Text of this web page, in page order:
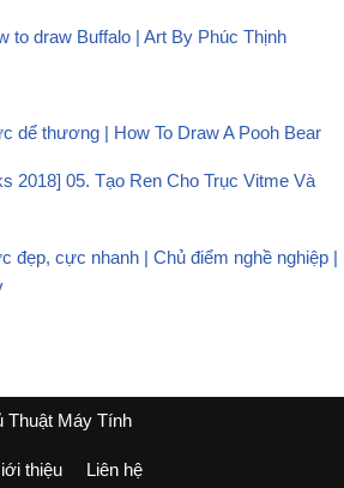
to draw Buffalo | Art By Phúc Thịnh
dể thương | How To Draw A Pooh Bear
2018] 05. Tạo Ren Cho Trục Vitme Và
đẹp, cực nhanh | Chủ điểm nghề nghiệp |
Thuật Máy Tính
thiệu Liên hệ